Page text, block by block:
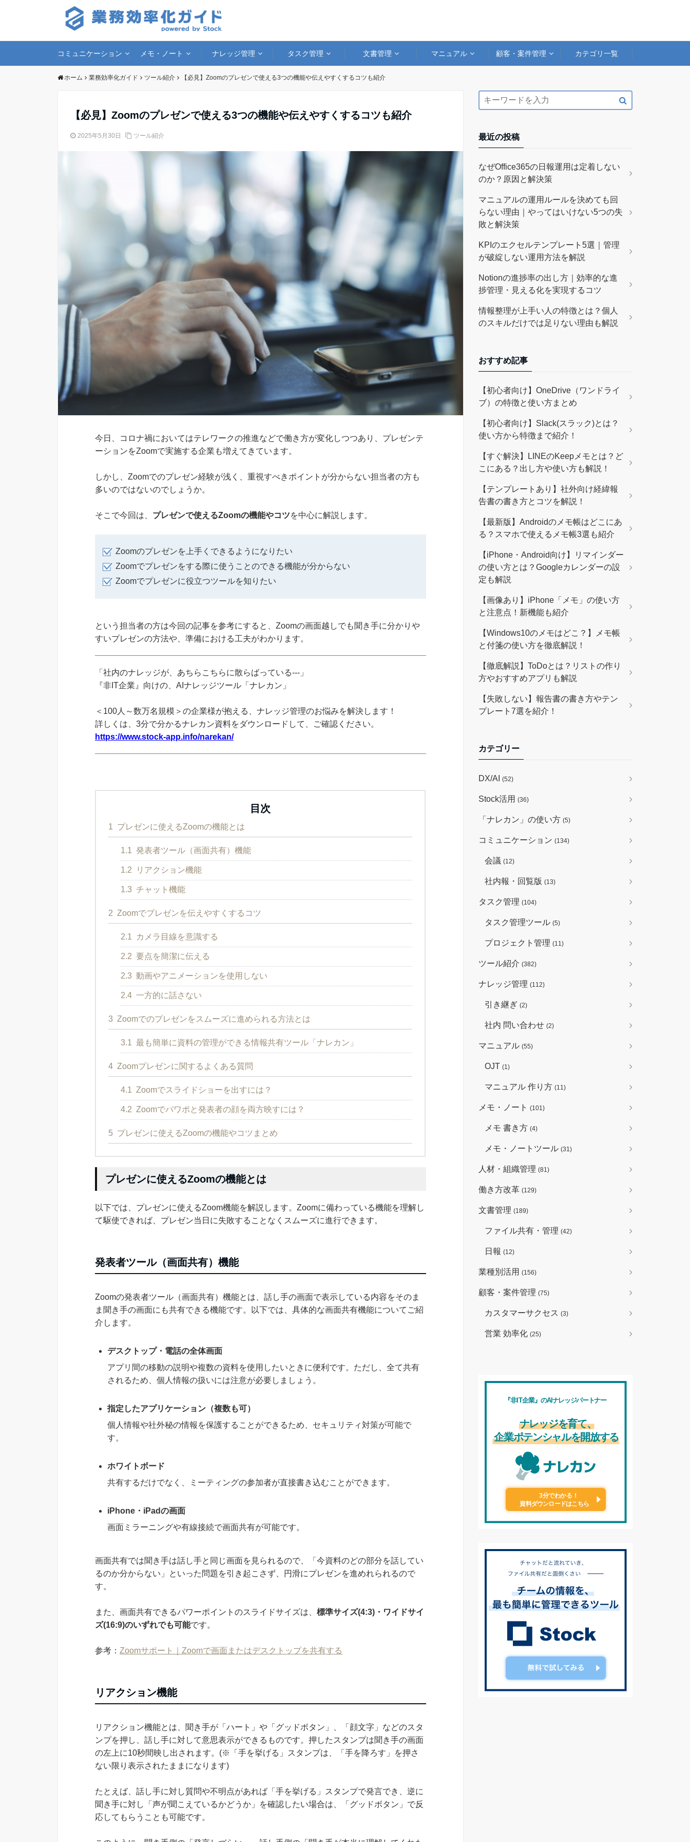
コミュニケーション メモ・ノート ナレッジ管理 タスク管理 文書管理 マニュアル 顧客・案件管理 カテゴリ一覧
ホーム 業務効率化ガイド ツール紹介 【必見】Zoomのプレゼンで使える3つの機能や伝えやすくするコツも紹介
【必見】Zoomのプレゼンで使える3つの機能や伝えやすくするコツも紹介
2025年5月30日 ツール紹介
今日、コロナ禍においてはテレワークの推進などで働き方が変化しつつあり、プレゼンテ
ーションをZoomで実施する企業も増えてきています。
しかし、Zoomでのプレゼン経験が浅く、重視すべきポイントが分からない担当者の方も
多いのではないのでしょうか。
そこで今回は、 プレゼンで使えるZoomの機能やコツを中心に解説します。
Zoomのプレゼンを上手くできるようになりたい
Zoomでプレゼンをする際に使うことのできる機能が分からない
Zoomでプレゼンに役立つツールを知りたい
という担当者の方は今回の記事を参考にすると、Zoomの画面越しでも聞き手に分かりや
すいプレゼンの方法や、準備における工夫がわかります。
「社内のナレッジが、あちらこちらに散らばっている---」
『非IT企業』向けの、AIナレッジツール「ナレカン」
＜100人～数万名規模＞の企業様が抱える、ナレッジ管理のお悩みを解決します！
詳しくは、3分で分かるナレカン資料をダウンロードして、ご確認ください。
https://www.stock-app.info/narekan/
目次
1 プレゼンに使えるZoomの機能とは
1.1 発表者ツール（画面共有）機能
1.2 リアクション機能
1.3 チャット機能
2 Zoomでプレゼンを伝えやすくするコツ
2.1 カメラ目線を意識する
2.2 要点を簡潔に伝える
2.3 動画やアニメーションを使用しない
2.4 一方的に話さない
3 Zoomでのプレゼンをスムーズに進められる方法とは
3.1 最も簡単に資料の管理ができる情報共有ツール「ナレカン」
4 Zoomプレゼンに関するよくある質問
4.1 Zoomでスライドショーを出すには？
4.2 Zoomでパワポと発表者の顔を両方映すには？
5 プレゼンに使えるZoomの機能やコツまとめ
プレゼンに使えるZoomの機能とは
以下では、プレゼンに使えるZoom機能を解説します。Zoomに備わっている機能を理解し
て駆使できれば、プレゼン当日に失敗することなくスムーズに進行できます。
発表者ツール（画面共有）機能
Zoomの発表者ツール（画面共有）機能とは、話し手の画面で表示している内容をそのま
ま聞き手の画面にも共有できる機能です。以下では、具体的な画面共有機能についてご紹
介します。
デスクトップ・電話の全体画面
アプリ間の移動の説明や複数の資料を使用したいときに便利です。ただし、全て共有
されるため、個人情報の扱いには注意が必要しましょう。
指定したアプリケーション（複数も可）
個人情報や社外秘の情報を保護することができるため、セキュリティ対策が可能で
す。
ホワイトボード
共有するだけでなく、ミーティングの参加者が直接書き込むことができます。
iPhone・iPadの画面
画面ミラーニングや有線接続で画面共有が可能です。
画面共有では聞き手は話し手と同じ画面を見られるので、「今資料のどの部分を話してい
るのか分からない」といった問題を引き起こさず、円滑にプレゼンを進めれられるので
す。
また、画面共有できるパワーポイントのスライドサイズは、 標準サイズ(4:3)・ワイドサイ
ズ(16:9)のいずれでも可能です。
参考： Zoomサポート｜Zoomで画面またはデスクトップを共有する
リアクション機能
リアクション機能とは、聞き手が「ハート」や「グッドボタン」、「顔文字」などのスタ
ンプを押し、話し手に対して意思表示ができるものです。押したスタンプは聞き手の画面
の左上に10秒間映し出されます。(※「手を挙げる」スタンプは、「手を降ろす」を押さ
ない限り表示されたままになります)
たとえば、話し手に対し質問や不明点があれば「手を挙げる」スタンプで発言でき、逆に
聞き手に対し「声が聞こえているかどうか」を確認したい場合は、「グッドボタン」で反
応してもらうことも可能です。
最近の投稿
なぜOffice365の日報運用は定着しない
のか？原因と解決策
マニュアルの運用ルールを決めても回
らない理由｜やってはいけない5つの失
敗と解決策
KPIのエクセルテンプレート5選｜管理
が破綻しない運用方法を解説
Notionの進捗率の出し方｜効率的な進
捗管理・見える化を実現するコツ
情報整理が上手い人の特徴とは？個人
のスキルだけでは足りない理由も解説
おすすめ記事
【初心者向け】OneDrive（ワンドライ
ブ）の特徴と使い方まとめ
【初心者向け】Slack(スラック)とは？
使い方から特徴まで紹介！
【すぐ解決】LINEのKeepメモとは？ど
こにある？出し方や使い方も解説！
【テンプレートあり】社外向け経緯報
告書の書き方とコツを解説！
【最新版】Androidのメモ帳はどこにあ
る？スマホで使えるメモ帳3選も紹介
【iPhone・Android向け】リマインダー
の使い方とは？Googleカレンダーの設
定も解説
【画像あり】iPhone「メモ」の使い方
と注意点！新機能も紹介
【Windows10のメモはどこ？】メモ帳
と付箋の使い方を徹底解説！
【徹底解説】ToDoとは？リストの作り
方やおすすめアプリも解説
【失敗しない】報告書の書き方やテン
プレート7選を紹介！
カテゴリー
DX/AI (52)
Stock活用 (36)
「ナレカン」の使い方 (5)
コミュニケーション (134)
会議 (12)
社内報・回覧版 (13)
タスク管理 (104)
タスク管理ツール (5)
プロジェクト管理 (11)
ツール紹介 (382)
ナレッジ管理 (112)
引き継ぎ (2)
社内 問い合わせ (2)
マニュアル (55)
OJT (1)
マニュアル 作り方 (11)
メモ・ノート (101)
メモ 書き方 (4)
メモ・ノートツール (31)
人材・組織管理 (81)
働き方改革 (129)
文書管理 (189)
ファイル共有・管理 (42)
日報 (12)
業種別活用 (156)
顧客・案件管理 (75)
カスタマーサクセス (3)
営業 効率化 (25)